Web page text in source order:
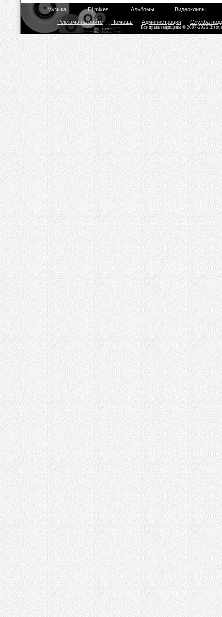
Музыка Dj mixes Альбомы Видеоклипы
Реклама на сайте Помощь Администрация Служба
Все права защищены © 2007-2026